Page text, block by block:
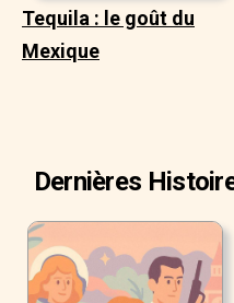
Tequila : le goût du
Mexique
Dernières